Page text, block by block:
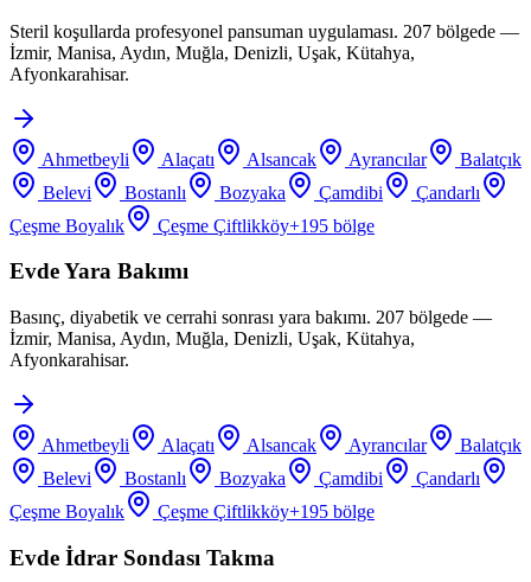
Steril koşullarda profesyonel pansuman uygulaması. 207 bölgede —
İzmir, Manisa, Aydın, Muğla, Denizli, Uşak, Kütahya,
Afyonkarahisar.
Ahmetbeyli Alaçatı Alsancak Ayrancılar
Balatçık
Belevi
Bostanlı Bozyaka Çamdibi
Çandarlı
Çeşme Boyalık
Çeşme Çiftlikköy+195 bölge
Evde Yara Bakımı
Basınç, diyabetik ve cerrahi sonrası yara bakımı. 207 bölgede —
İzmir, Manisa, Aydın, Muğla, Denizli, Uşak, Kütahya,
Afyonkarahisar.
Ahmetbeyli Alaçatı Alsancak Ayrancılar
Balatçık
Belevi
Bostanlı Bozyaka Çamdibi
Çandarlı
Çeşme Boyalık
Çeşme Çiftlikköy+195 bölge
Evde İdrar Sondası Takma